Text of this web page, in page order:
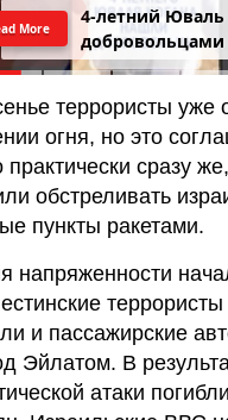
4-летний Юваль
добровольцами
More
террористы уже
огня, но это
сразу
обстреливать
пункты ракетами.
напряженности
и пассажирские
Эйлатом. В
атаки